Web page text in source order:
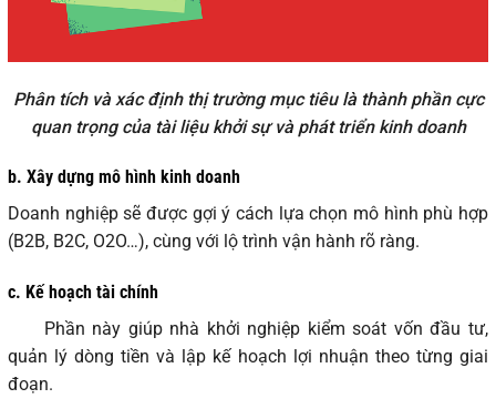
Phân tích và xác định thị trường mục tiêu là thành phần cực
quan trọng của tài liệu khởi sự và phát triển kinh doanh
b. Xây dựng mô hình kinh doanh
Doanh nghiệp sẽ được gợi ý cách lựa chọn mô hình phù hợp
(B2B, B2C, O2O…), cùng với lộ trình vận hành rõ ràng.
c. Kế hoạch tài chính
Phần này giúp nhà khởi nghiệp kiểm soát vốn đầu tư,
quản lý dòng tiền và lập kế hoạch lợi nhuận theo từng giai
đoạn.